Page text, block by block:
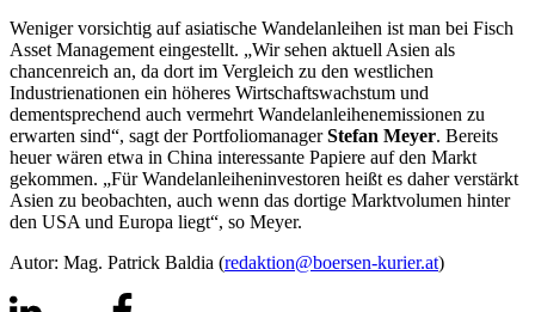
Weniger vorsichtig auf asiatische Wandelanleihen ist man bei Fisch
Asset Management eingestellt. „Wir sehen aktuell Asien als
chancenreich an, da dort im Vergleich zu den westlichen
Industrienationen ein höheres Wirtschaftswachstum und
dementsprechend auch vermehrt Wandelanleihenemissionen zu
erwarten sind“, sagt der PortfoliomanagerStefan Meyer. Bereits
heuer wären etwa in China interessante Papiere auf den Markt
gekommen. „Für Wandelanleiheninvestoren heißt es daher verstärkt
Asien zu beobachten, auch wenn das dortige Marktvolumen hinter
den USA und Europa liegt“, so Meyer.
Autor: Mag. Patrick Baldia (redaktion@boersen-kurier.at)